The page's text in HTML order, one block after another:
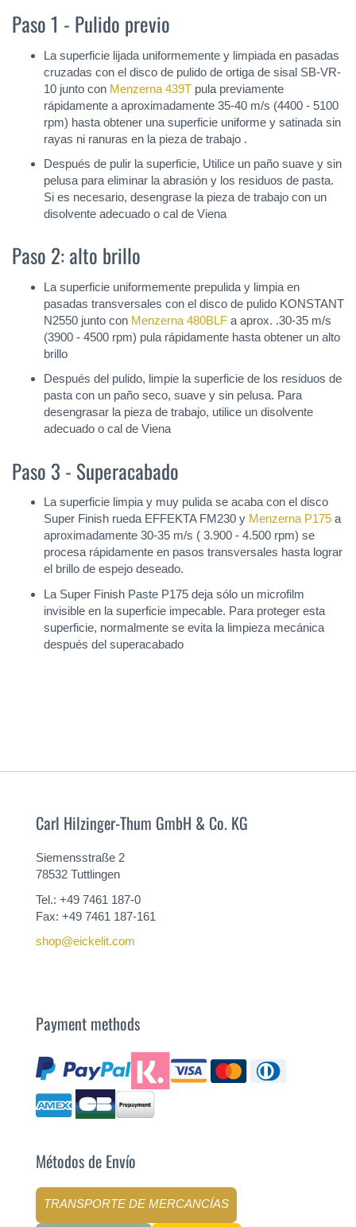
Paso 1 - Pulido previo
La superficie lijada uniformemente y limpiada en pasadas
cruzadas con el disco de pulido de ortiga de sisal SB-VR-
10 junto con Menzerna 439T pula previamente
rápidamente a aproximadamente 35-40 m/s (4400 - 5100
rpm) hasta obtener una superficie uniforme y satinada sin
rayas ni ranuras en la pieza de trabajo .
Después de pulir la superficie, Utilice un paño suave y sin
pelusa para eliminar la abrasión y los residuos de pasta.
Si es necesario, desengrase la pieza de trabajo con un
disolvente adecuado o cal de Viena
Paso 2: alto brillo
La superficie uniformemente prepulida y limpia en
pasadas transversales con el disco de pulido KONSTANT
N2550 junto con Menzerna 480BLF a aprox. .30-35 m/s
(3900 - 4500 rpm) pula rápidamente hasta obtener un alto
brillo
Después del pulido, limpie la superficie de los residuos de
pasta con un paño seco, suave y sin pelusa. Para
desengrasar la pieza de trabajo, utilice un disolvente
adecuado o cal de Viena
Paso 3 - Superacabado
La superficie limpia y muy pulida se acaba con el disco
Super Finish rueda EFFEKTA FM230 y Menzerna P175 a
aproximadamente 30-35 m/s ( 3.900 - 4.500 rpm) se
procesa rápidamente en pasos transversales hasta lograr
el brillo de espejo deseado.
La Super Finish Paste P175 deja sólo un microfilm
invisible en la superficie impecable. Para proteger esta
superficie, normalmente se evita la limpieza mecánica
después del superacabado
Carl Hilzinger-Thum GmbH & Co. KG
Siemensstraße 2
78532 Tuttlingen
Tel.: +49 7461 187-0
Fax: +49 7461 187-161
shop@eickelit.com
Payment methods
Métodos de Envío
TRANSPORTE DE MERCANCÍAS